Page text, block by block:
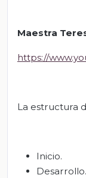
Maestra
https://
La estructura
Inicio.
Desarrollo.